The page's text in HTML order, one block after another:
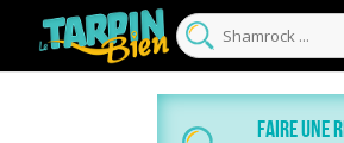
Faire une